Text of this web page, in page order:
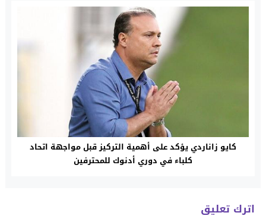
كايو زاناردي يؤكد على أهمية التركيز قبل مواجهة اتحاد
كلباء في دوري أدنوك للمحترفين
اترك تعليق